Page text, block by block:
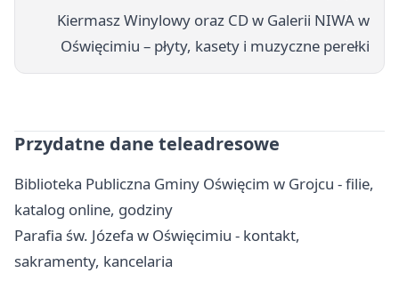
Kiermasz Winylowy oraz CD w Galerii NIWA w
Oświęcimiu – płyty, kasety i muzyczne perełki
Przydatne dane teleadresowe
Biblioteka Publiczna Gminy Oświęcim w Grojcu - filie,
katalog online, godziny
Parafia św. Józefa w Oświęcimiu - kontakt,
sakramenty, kancelaria